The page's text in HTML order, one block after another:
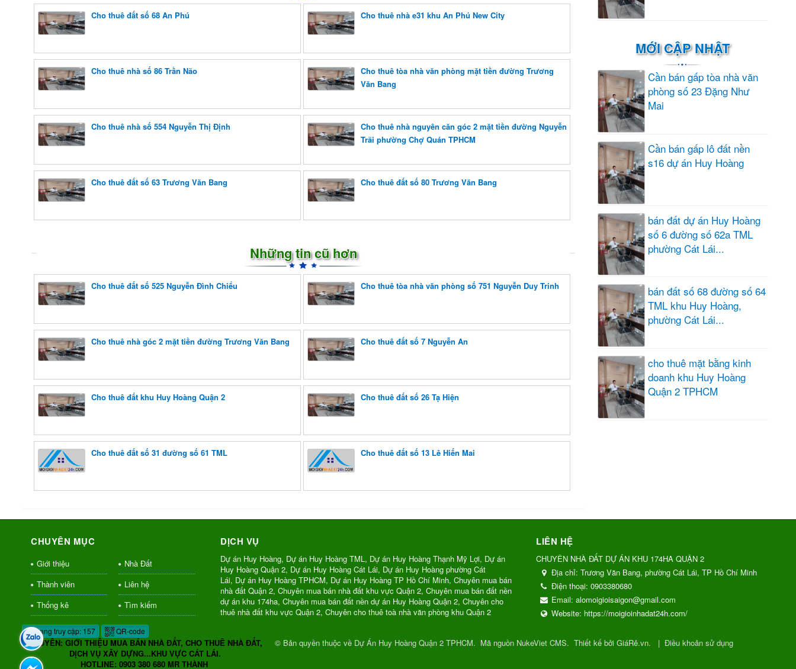
Cho thuê đất số 68 An Phú Cho thuê nhà e31 khu An Phú New City
Cho thuê nhà số 86 Trần Não
Cho thuê tòa nhà văn phòng mặt tiền đường Trương
Văn Bang
Cho thuê nhà số 554 Nguyễn Thị Định
Cho thuê nhà nguyên căn góc 2 mặt tiền đường Nguyễn
Trãi phường Chợ Quán TPHCM
Cho thuê đất số 63 Trương Văn Bang Cho thuê đất số 80 Trương Văn Bang
Những tin cũ hơn
Cho thuê đất số 525 Nguyễn Đình Chiểu Cho thuê tòa nhà văn phòng số 751 Nguyễn Duy Trinh
Cho thuê nhà góc 2 mặt tiền đường Trương Văn Bang Cho thuê đất số 7 Nguyễn An
Cho thuê đất khu Huy Hoàng Quận 2 Cho thuê đất số 26 Tạ Hiện
Cho thuê đất số 31 đường số 61 TML Cho thuê đất số 13 Lê Hiến Mai
MỚI CẬP NHẬT
Cần bán gấp tòa nhà văn
phòng số 23 Đặng Như
Mai
Cần bán gấp lô đất nền
s16 dự án Huy Hoàng
bán đất dự án Huy Hoàng
số 6 đường số 62a TML
phường Cát Lái...
bán đất số 68 đường số 64
TML khu Huy Hoàng,
phường Cát Lái...
cho thuê mặt bằng kinh
doanh khu Huy Hoàng
Quận 2 TPHCM
CHUYÊN MỤC
Giới thiệu
Nhà Đất
Thành viên
Liên hệ
Thống kê
Tìm kiếm
Đang truy cập: 157 QR-code
DỊCH VỤ
Dự án Huy Hoàng, Dự án Huy Hoàng TML, Dự án Huy Hoàng Thạnh Mỹ Lợi, Dự án
Huy Hoàng Quận 2, Dự án Huy Hoàng Cát Lái, Dự án Huy Hoàng phường Cát
Lái, Dự án Huy Hoàng TPHCM, Dự án Huy Hoàng TP Hồ Chí Minh, Chuyên mua bán
nhà đất Quận 2, Chuyên mua bán nhà đất khu vực Quận 2, Chuyên mua bán đất nền
dự án khu 174ha, Chuyên mua bán đất nền dự án Huy Hoàng Quận 2, Chuyên cho
thuê nhà đất khu vực Quận 2, Chuyên cho thuê toà nhà văn phòng khu Quận 2
LIÊN HỆ
CHUYÊN NHÀ ĐẤT DỰ ÁN KHU 174HA QUẬN 2
Địa chỉ:Trương Văn Bang, phường Cát Lái, TP Hồ Chí Minh
Điện thoại:0903380680
Email:alomoigioisaigon@gmail.com
Website: https://moigioinhadat24h.com/
CHUYÊN: GIỚI THIỆU MUA BÁN NHÀ ĐẤT, CHO THUÊ NHÀ ĐẤT,
DỊCH VỤ XÂY DỰNG...KHU VỰC CÁT LÁI.
HOTLINE: 0903 380 680 MR THÀNH
© Bản quyền thuộc về Dự Án Huy Hoàng Quận 2 TPHCM. Mã nguồn NukeViet CMS. Thiết kế bởi GiáRẻ.vn. | Điều khoản sử dụng